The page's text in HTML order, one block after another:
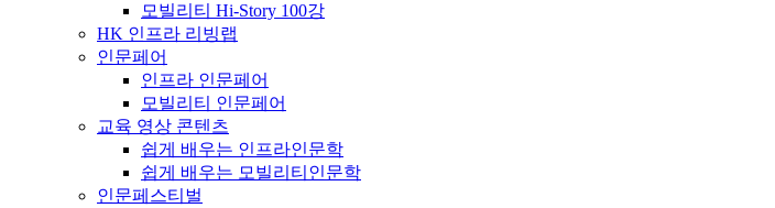
모빌리티 Hi-Story 100강
HK 인프라 리빙랩
인문페어
인프라 인문페어
모빌리티 인문페어
교육 영상 콘텐츠
쉽게 배우는 인프라인문학
쉽게 배우는 모빌리티인문학
인문페스티벌